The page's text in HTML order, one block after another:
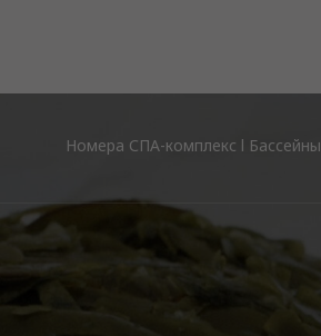
Номера СПА-комплекс l Бассейны